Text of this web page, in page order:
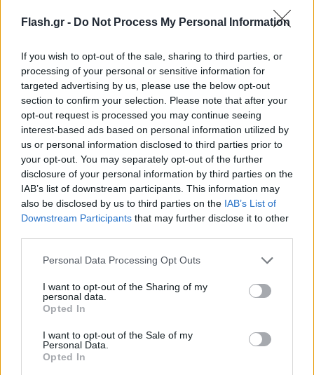
Flash.gr - Do Not Process My Personal Information
If you wish to opt-out of the sale, sharing to third parties, or
processing of your personal or sensitive information for
targeted advertising by us, please use the below opt-out
section to confirm your selection. Please note that after your
opt-out request is processed you may continue seeing
interest-based ads based on personal information utilized by
us or personal information disclosed to third parties prior to
your opt-out. You may separately opt-out of the further
disclosure of your personal information by third parties on the
IAB’s list of downstream participants. This information may
also be disclosed by us to third parties on the IAB’s List of
Downstream Participants that may further disclose it to other
Please note that this website/app uses one or more Google
not limited to your visit or usage behaviour. You may click to
grant or deny consent to Google and its third-party tags to
use your data for below specified purposes in below Google
consent section.
Personal Data Processing Opt Outs
I want to opt-out of the Sharing of my
personal data.
Opted In
I want to opt-out of the Sale of my
Personal Data.
Opted In
ΟΙ ΗΠΑ αναλαμβάνουν την εκ περιτροπής
προεδρία
Οι Ηνωμένες Πολιτείες αναλαμβάνουν τον Μάρτιο
την εναλλασσόμενη προεδρία του Συμβουλίου
Ασφαλείας, γεγονός που περιλαμβάνει να
προεδρεύουν στις συνεδριάσεις. Οι πρεσβευτές
των χωρών στον ΟΗΕ ή κυβερνητικοί
αντιπρόσωποι συνήθως ηγούνται των
συνεδριάσεων του 15μελούς σώματος.
Όποια χώρα ασκεί την προεδρία του συμβουλίου για τον
μήνα, έχει τη δυνατότητα να επιλέξει το θέμα για
ορισμένες συνεδριάσεις-υπογραφές.
Η εμφάνιση λοιπόν της Μελάνια Τραμπ θα γίνει με
φόντο τεταμένες σχέσεις ανάμεσα στην κυβέρνηση